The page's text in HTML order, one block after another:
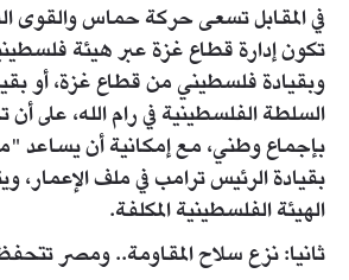
في المقابل تسعى حركة حماس والقوى
تكون إدارة قطاع غزة عبر هيئة
وبقيادة فلسطيني من قطاع غزة، أو
السلطة الفلسطينية في رام الله، على
بإجماع وطني، مع إمكانية أن يساعد
بقيادة الرئيس ترامب في ملف الإعمار،
الهيئة الفلسطينية المكلفة.
ثانيا: نزع سلاح المقاومة.. ومصر